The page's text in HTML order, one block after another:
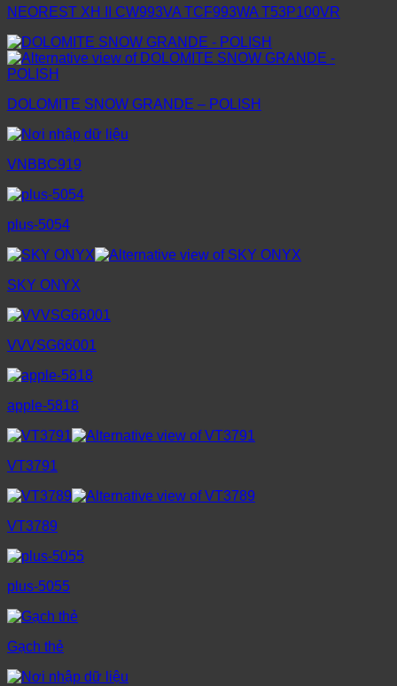
NEOREST XH II CW993VA TCF993WA T53P100VR
DOLOMITE SNOW GRANDE – POLISH
VNBBC919
plus-5054
SKY ONYX
VVVSG66001
apple-5818
VT3791
VT3789
plus-5055
Gạch thẻ